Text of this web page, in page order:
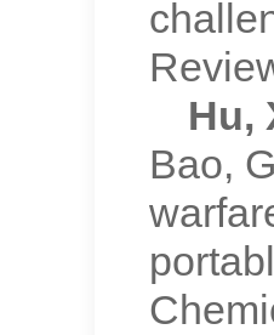
Hu,
Bao,